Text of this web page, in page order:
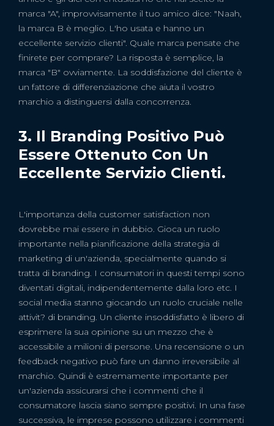
marca "A", improvvisamente il tuo amico dice: "Naah,
la marca B è meglio. L'ho usata e hanno un
eccellente servizio clienti". Quale marca pensate che
finirete per comprare? La risposta è semplice, la
marca "B" ovviamente. La soddisfazione del cliente è
un fattore di differenziazione che aiuta il vostro
marchio a distinguersi dalla concorrenza.
3. Il Branding Positivo Può
Essere Ottenuto Con Un
Eccellente Servizio Clienti.
L'importanza della customer satisfaction non
dovrebbe mai essere in dubbio. Gioca un ruolo
importante nella pianificazione della strategia di
marketing di un'azienda, specialmente quando si
tratta di branding. I consumatori in questi tempi sono
diventati digitali, indipendentemente dalla loro etc. I
social media stanno giocando un ruolo cruciale nelle
attivit? di branding. Un cliente insoddisfatto è libero di
esprimere la sua opinione su un mezzo che è
accessibile a milioni di persone. Una recensione o un
feedback negativo può fare un danno irreversibile al
marchio. Quindi è estremamente importante per
un'azienda assicurarsi che i commenti che il
consumatore lascia siano sempre positivi. In una fase
successiva, le imprese possono utilizzare i commenti